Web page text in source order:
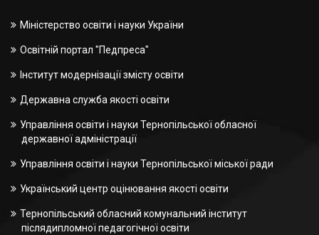
Міністерство освіти і науки України
Освітній портал "Педпреса"
Інститут модернізації змісту освіти
Державна служба якості освіти
Управління освіти і науки Тернопільської обласної
державної адміністрації
Управління освіти і науки Тернопільської міської ради
Український центр оцінювання якості освіти
Тернопільський обласний комунальний інститут
післядипломної педагогічної освіти